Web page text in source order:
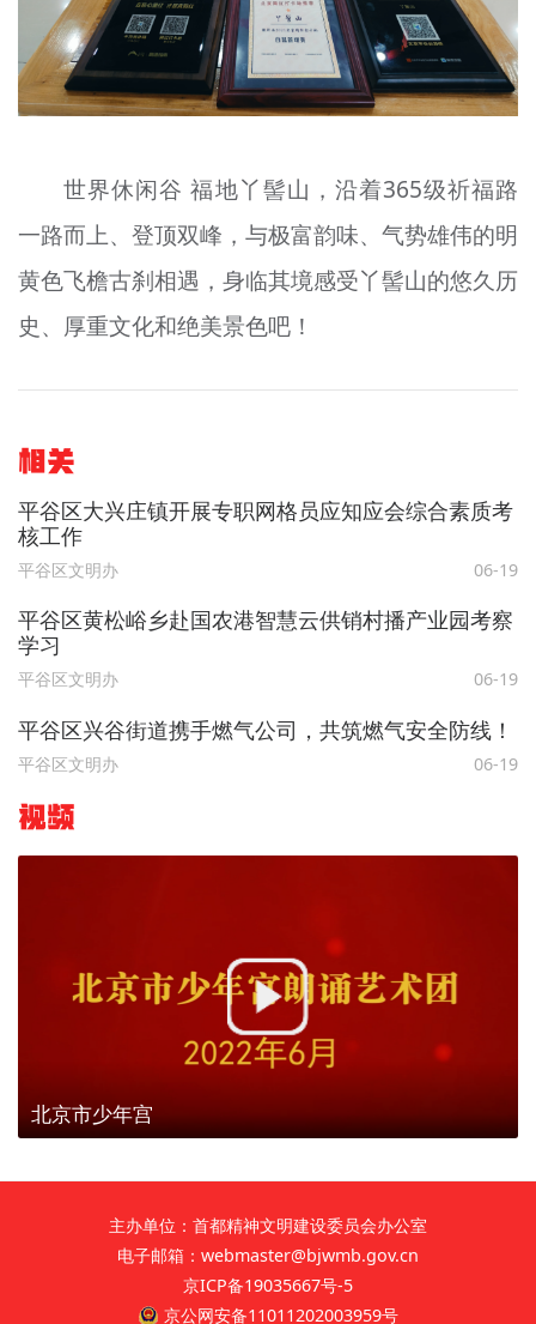
世界休闲谷 福地丫髻山，沿着365级祈福路
一路而上、登顶双峰，与极富韵味、气势雄伟的明
黄色飞檐古刹相遇，身临其境感受丫髻山的悠久历
史、厚重文化和绝美景色吧！
相关
平谷区大兴庄镇开展专职网格员应知应会综合素质考
核工作
平谷区文明办 06-19
平谷区黄松峪乡赴国农港智慧云供销村播产业园考察
学习
平谷区文明办 06-19
平谷区兴谷街道携手燃气公司，共筑燃气安全防线！
平谷区文明办 06-19
视频
北京市少年宫
主办单位：首都精神文明建设委员会办公室
电子邮箱：webmaster@bjwmb.gov.cn
京ICP备19035667号-5
京公网安备11011202003959号